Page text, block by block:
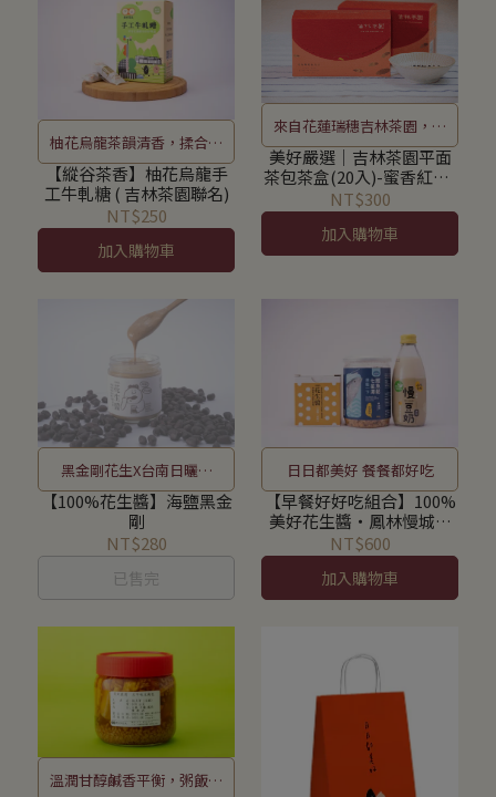
柚花烏龍茶韻清香，揉合花
生醇厚堅果韻
【縱谷茶香】柚花烏龍手
工牛軋糖 ( 吉林茶園聯名)
NT$250
加入購物車
來自花蓮瑞穗吉林茶園，縱
谷栽種的好茶
美好嚴選│吉林茶園平面
茶包茶盒(20入)-蜜香紅茶/
柚花烏龍
NT$300
加入購物車
黑金剛花生X台南日曬海
鹽，鹹味花生醬
【100%花生醬】海鹽黑金
剛
NT$280
已售完
日日都美好 餐餐都好吃
【早餐好好吃組合】100%
美好花生醬‧鳳林慢城豆
奶‧七星潭鰹魚鬆
NT$600
加入購物車
溫潤甘醇鹹香平衡，粥飯好